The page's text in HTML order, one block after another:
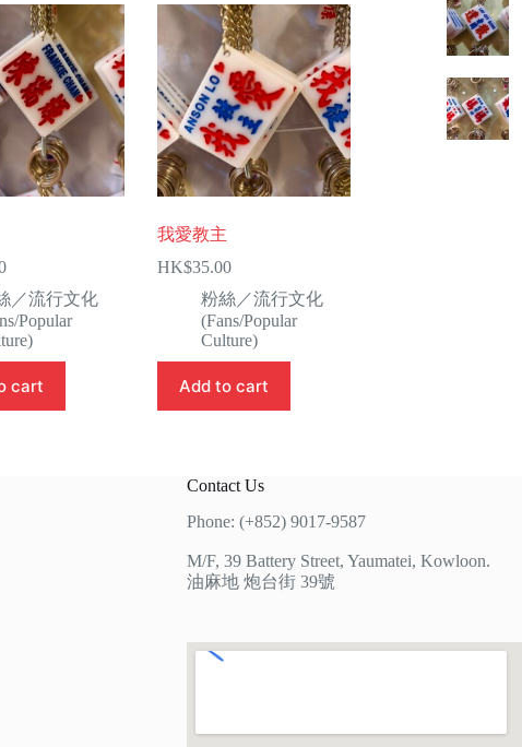
／流行文化
Popular
cart
我愛教主
HK$35.00
粉絲／流行文化
(Fans/Popular
Culture)
Add to cart
Contact Us
Phone: (+852) 9017-9587
M/F, 39 Battery Street, Yaumatei, Kowloon.
油麻地 炮台街 39號